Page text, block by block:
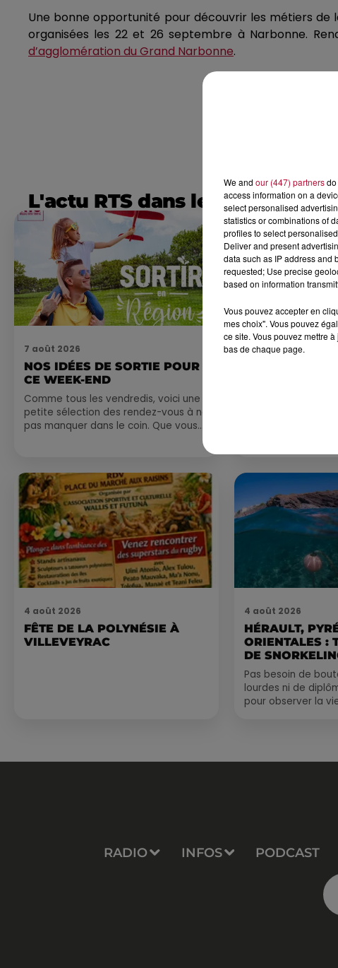
Une bonne opportunité pour découvrir les métiers de
organisées les 22 et 26 septembre à Narbonne.
d’agglomération du Grand Narbonne.
L'actu RTS dans le Sud
7 août 2026
NOS IDÉES DE SORTIE POUR
CE WEEK-END
Comme tous les vendredis, voici une
petite sélection des rendez-vous à ne
pas manquer dans le coin. Que vous
7 août 2026
4 août 2026
FÊTE DE LA POLYNÉSIE À
VILLEVEYRAC
4 août 2026
HÉRAULT,
ORIENTALES :
DE
EXPLORER...
Pas besoin de
lourdes ni de
pour observer la
RADIO INFOS PODCAST
We and our (447) partners
access information on a
select personalised
statistics or combinations of
profiles to select
Deliver and present
data such as IP address and
requested; Use precise
based on information
Vous pouvez accepter en
mes choix". Vous pouvez
ce site. Vous pouvez mettre
bas de chaque page.